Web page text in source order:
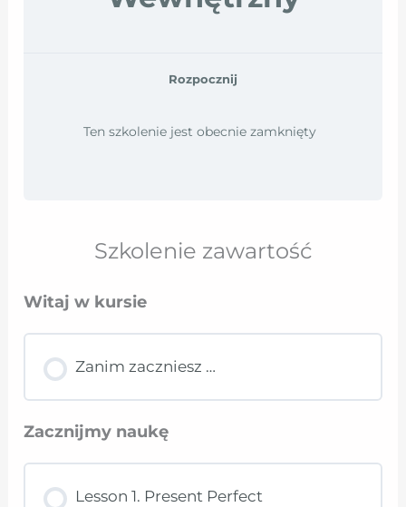
Rozpocznij
Ten szkolenie jest obecnie zamknięty
Szkolenie zawartość
Witaj w kursie
Zanim zaczniesz …
Zacznijmy naukę
Lesson 1. Present Perfect